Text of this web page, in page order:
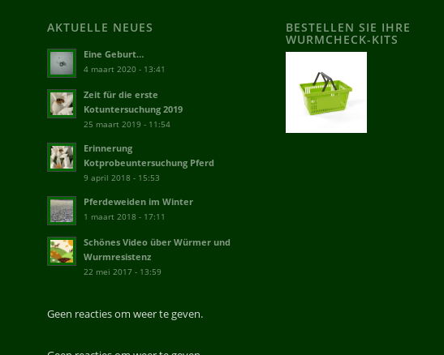
AKTUELLE NEUES
Eine Geburt…
4 maart 2020 - 13:41
Zeit für die erste
Kotuntersuchung 2019
25 maart 2019 - 11:54
Erinnerung
Kotprobeuntersuchung Pferd
9 april 2018 - 15:53
Pferdeweiden im Winter
1 maart 2018 - 17:11
Schönes Video über Würmer und
Wurmresistenz
22 mei 2017 - 13:59
Geen reacties om weer te geven.
BESTELLEN SIE IHRE
WURMCHECK-KITS